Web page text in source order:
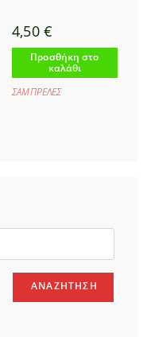
4,50 €
Προσθήκη στο
καλάθι
ΣΑΜΠΡΕΛΕΣ
ΑΝΑΖΉΤΗΣΗ